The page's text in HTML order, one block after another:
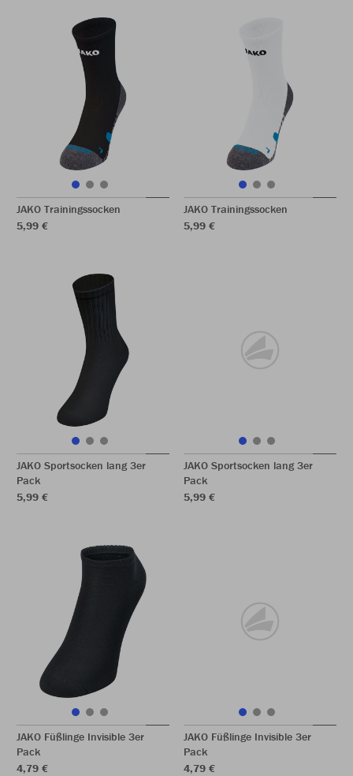
JAKO Trainingssocken
5,99 €
JAKO Trainingssocken
5,99 €
JAKO Sportsocken lang 3er
Pack
5,99 €
JAKO Sportsocken lang 3er
Pack
5,99 €
JAKO Füßlinge Invisible 3er
Pack
4,79 €
JAKO Füßlinge Invisible 3er
Pack
4,79 €